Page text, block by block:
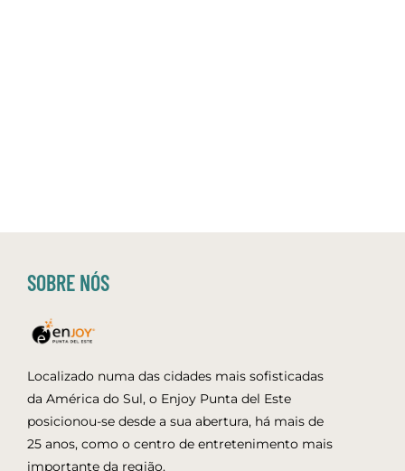
SOBRE NÓS
Localizado numa das cidades mais sofisticadas
da América do Sul, o Enjoy Punta del Este
posicionou-se desde a sua abertura, há mais de
25 anos, como o centro de entretenimento mais
importante da região.